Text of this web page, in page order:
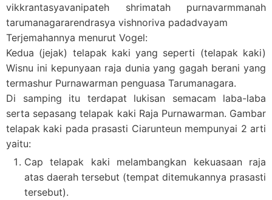
vikkrantasyavanipateh shrimatah purnavarmmanah
tarumanagararendrasya vishnoriva padadvayam
Terjemahannya menurut Vogel:
Kedua (jejak) telapak kaki yang seperti (telapak kaki)
Wisnu ini kepunyaan raja dunia yang gagah berani yang
termashur Purnawarman penguasa Tarumanagara.
Di samping itu terdapat lukisan semacam laba-laba
serta sepasang telapak kaki Raja Purnawarman. Gambar
telapak kaki pada prasasti Ciarunteun mempunyai 2 arti
yaitu:
Cap telapak kaki melambangkan kekuasaan raja
atas daerah tersebut (tempat ditemukannya prasasti
tersebut).